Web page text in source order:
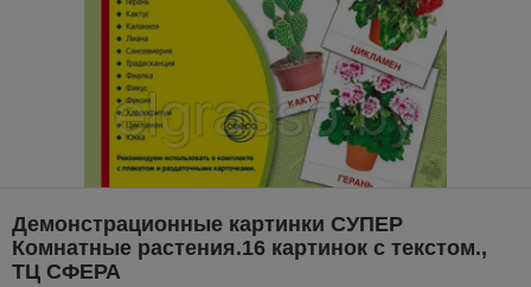
Демонстрационные картинки СУПЕР
Комнатные растения.16 картинок с текстом.,
ТЦ СФЕРА